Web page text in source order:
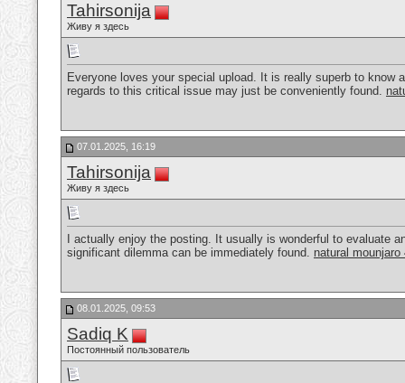
Tahirsonija
Живу я здесь
Everyone loves your special upload. It is really superb to know
regards to this critical issue may just be conveniently found.
07.01.2025, 16:19
Tahirsonija
Живу я здесь
I actually enjoy the posting. It usually is wonderful to evaluate
significant dilemma can be immediately found. natural
08.01.2025, 09:53
Sadiq K
Постоянный пользователь